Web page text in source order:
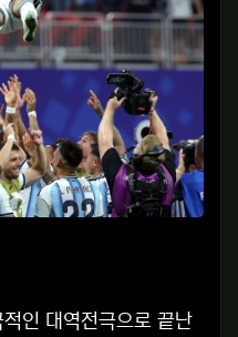
적인 대역전극으로 끝난